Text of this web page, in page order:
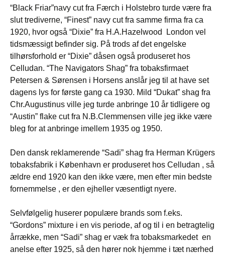
“Black Friar”navy cut fra Færch i Holstebro turde være fra
slut trediverne, “Finest” navy cut fra samme firma fra ca
1920, hvor også “Dixie” fra H.A.Hazelwood London vel
tidsmæssigt befinder sig. På trods af det engelske
tilhørsforhold er “Dixie” dåsen også produseret hos
Celludan. “The Navigators Shag” fra tobaksfirmaet
Petersen & Sørensen i Horsens anslår jeg til at have set
dagens lys for første gang ca 1930. Mild “Dukat” shag fra
Chr.Augustinus ville jeg turde anbringe 10 år tidligere og
“Austin” flake cut fra N.B.Clemmensen ville jeg ikke være
bleg for at anbringe imellem 1935 og 1950.
Den dansk reklamerende “Sadi” shag fra Herman Krügers
tobaksfabrik i København er produseret hos Celludan , så
ældre end 1920 kan den ikke være, men efter min bedste
fornemmelse , er den ejheller væsentligt nyere.
Selvfølgelig huserer populære brands som f.eks.
“Gordons” mixture i en vis periode, af og til i en betragtelig
årrække, men “Sadi” shag er væk fra tobaksmarkedet en
anelse efter 1925, så den hører nok hjemme i tæt nærhed